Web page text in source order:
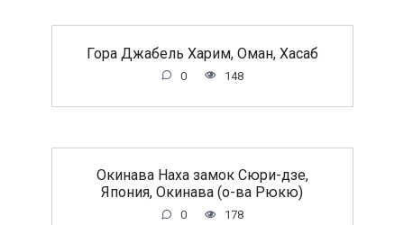
Гора Джабель Харим, Оман, Хасаб
0 148
Окинава Наха замок Сюри-дзе,
Япония, Окинава (о-ва Рюкю)
0 178